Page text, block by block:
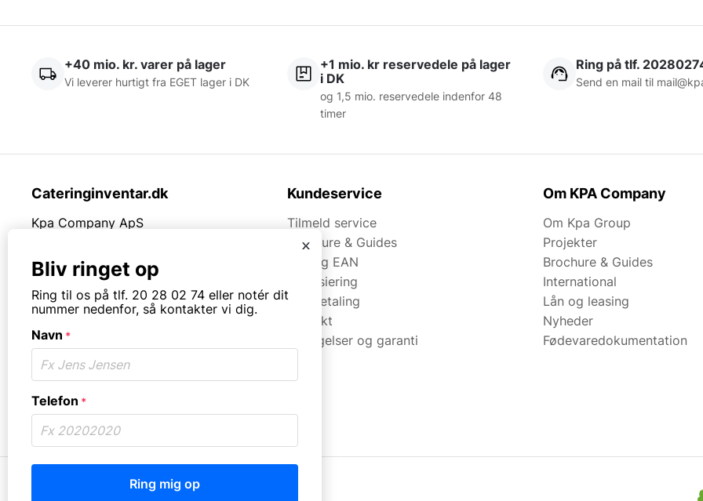
+40 mio. kr. varer på lager
Vi leverer hurtigt fra EGET lager i DK
+1 mio. kr reservedele på lager
i DK
og 1,5 mio. reservedele indenfor 48
timer
Ring på tlf.
Send en mail til
Cateringinventar.dk
Kpa Company ApS
7430 Ikast
Tlf.20280274
CVR. 18066904
Mandag til torsdag fra 08:30 – 16:00.
Fredag fra 08.30 – 13.30.
Kundeservice
Tilmeld service
Brochure & Guides
Faq og EAN
Finansiering
Kortbetaling
Kontakt
Betingelser og garanti
Om KPA Company
Om Kpa Group
Projekter
Brochure & Guides
International
Lån og leasing
Nyheder
Fødevaredokumentation
x
Bliv ringet op
Ring til os på tlf. 20 28 02 74 eller notér dit
nummer nedenfor, så kontakter vi dig.
Navn *
Telefon *